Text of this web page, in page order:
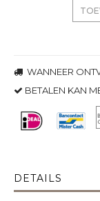
WANNEER
BETALEN KAN
DETAILS